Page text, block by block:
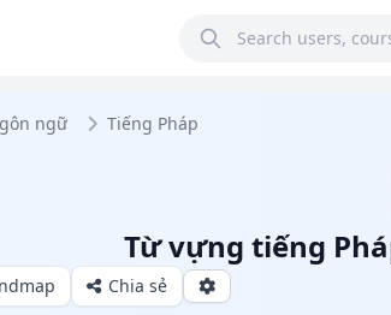
ngữ Tiếng Pháp
Từ vựng tiếng
Chia sẻ